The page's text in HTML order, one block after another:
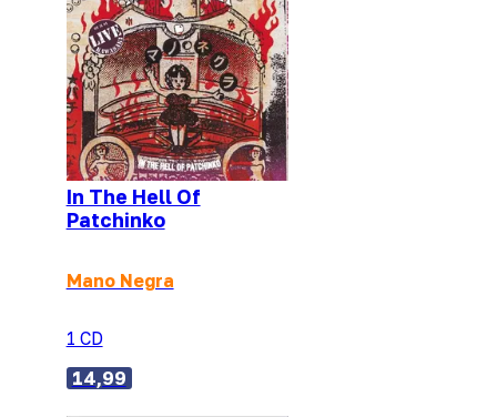
In The Hell Of
Patchinko
Mano Negra
1 CD
14,99